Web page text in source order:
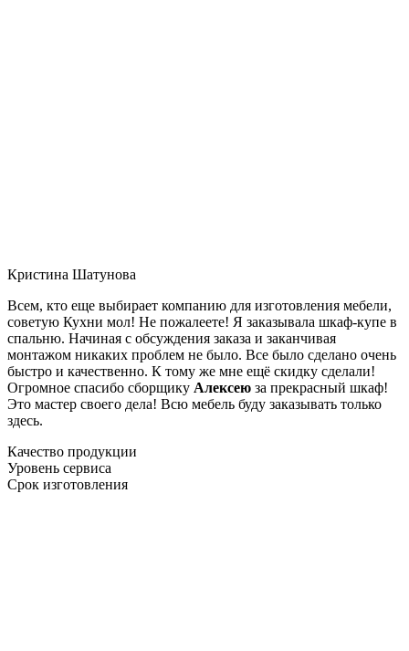
Кристина Шатунова
Всем, кто еще выбирает компанию для изготовления мебели,
советую Кухни мол! Не пожалеете! Я заказывала шкаф-купе в
спальню. Начиная с обсуждения заказа и заканчивая
монтажом никаких проблем не было. Все было сделано очень
быстро и качественно. К тому же мне ещё скидку сделали!
Огромное спасибо сборщику Алексею за прекрасный шкаф!
Это мастер своего дела! Всю мебель буду заказывать только
здесь.
Качество продукции
Уровень сервиса
Срок изготовления